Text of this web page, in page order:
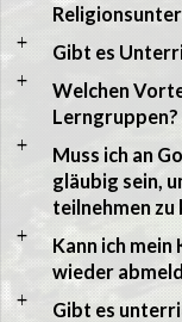
a Gibt es
a
Welchen
Lerngruppen?
a
Muss ich an
gläubig sein,
teilnehmen zu
a
Kann ich
wieder
a
Gibt es